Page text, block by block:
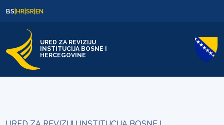
BS|HR|SR|EN
URED ZA REVIZIJU
INSTITUCIJA BOSNE I
HERCEGOVINE